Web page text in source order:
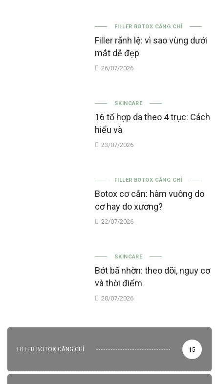
FILLER BOTOX CĂNG CHỈ
Filler rãnh lệ: vì sao vùng dưới
mắt dễ đẹp
26/07/2026
SKINCARE
16 tổ hợp da theo 4 trục: Cách
hiểu và
23/07/2026
FILLER BOTOX CĂNG CHỈ
Botox cơ cắn: hàm vuông do
cơ hay do xương?
22/07/2026
SKINCARE
Bớt bã nhờn: theo dõi, nguy cơ
và thời điểm
20/07/2026
FILLER BOTOX CĂNG CHỈ 15